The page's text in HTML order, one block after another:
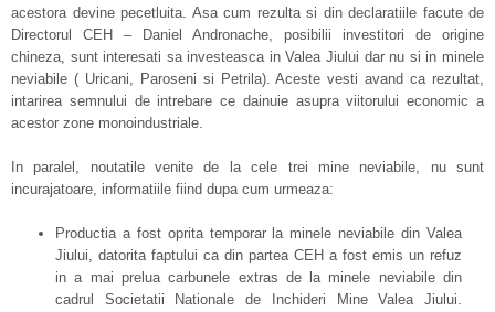
acestora devine pecetluita. Asa cum rezulta si din declaratiile facute de
Directorul CEH – Daniel Andronache, posibilii investitori de origine
chineza, sunt interesati sa investeasca in Valea Jiului dar nu si in minele
neviabile ( Uricani, Paroseni si Petrila). Aceste vesti avand ca rezultat,
intarirea semnului de intrebare ce dainuie asupra viitorului economic a
acestor zone monoindustriale.
In paralel, noutatile venite de la cele trei mine neviabile, nu sunt
incurajatoare, informatiile fiind dupa cum urmeaza:
Productia a fost oprita temporar la minele neviabile din Valea
Jiului, datorita faptului ca din partea CEH a fost emis un refuz
in a mai prelua carbunele extras de la minele neviabile din
cadrul Societatii Nationale de Inchideri Mine Valea Jiului.